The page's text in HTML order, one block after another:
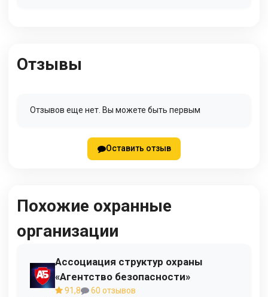
Отзывы
Отзывов еще нет. Вы можете быть первым
Оставить отзыв
Похожие охранные
организации
Ассоциация структур охраны
«Агентство безопасности»
91,8
60 отзывов